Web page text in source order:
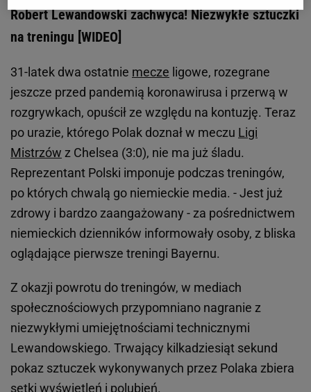
Robert Lewandowski zachwyca! Niezwykłe sztuczki
na treningu [WIDEO]
31-latek dwa ostatnie mecze ligowe, rozegrane
jeszcze przed pandemią koronawirusa i przerwą w
rozgrywkach, opuścił ze względu na kontuzję. Teraz
po urazie, którego Polak doznał w meczu Ligi
Mistrzów z Chelsea (3:0), nie ma już śladu.
Reprezentant Polski imponuje podczas treningów,
po których chwalą go niemieckie media. - Jest już
zdrowy i bardzo zaangażowany - za pośrednictwem
niemieckich dzienników informowały osoby, z bliska
oglądające pierwsze treningi Bayernu.
Z okazji powrotu do treningów, w mediach
społecznościowych przypomniano nagranie z
niezwykłymi umiejętnościami technicznymi
Lewandowskiego. Trwający kilkadziesiąt sekund
pokaz sztuczek wykonywanych przez Polaka zbiera
setki wyświetleń i polubień.